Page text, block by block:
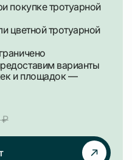
покупке тротуарной
цветной тротуарной
варианты
и площадок —
₽